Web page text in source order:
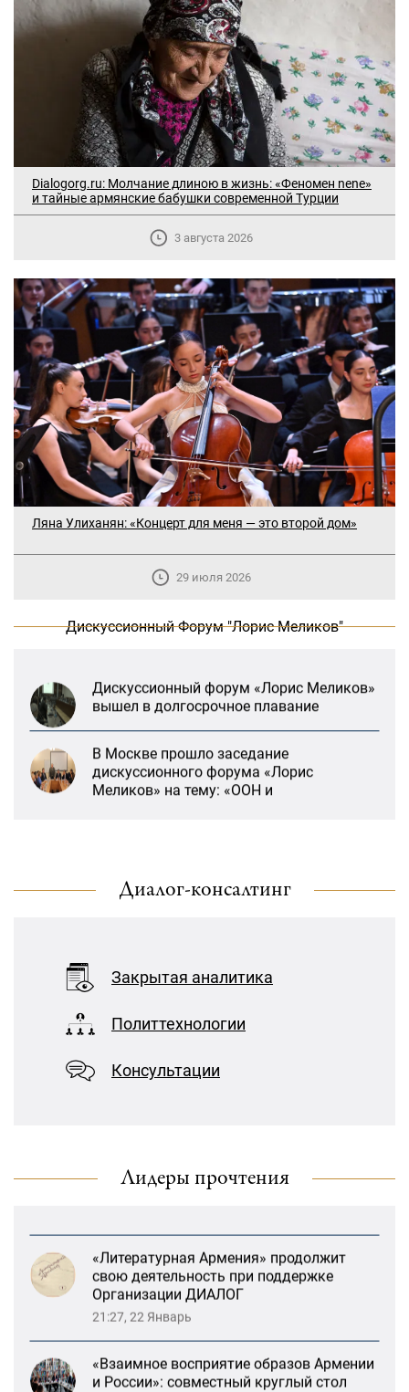
Dialogorg.ru: Молчание длиною в жизнь: «Феномен nene»
и тайные армянские бабушки современной Турции
3 августа 2026
Ляна Улиханян: «Концерт для меня — это второй дом»
29 июля 2026
Дискуссионный Форум "Лорис Меликов"
В Москве прошло заседание
дискуссионного форума «Лорис
Меликов» на тему: «ООН и
вышел в долгосрочное плавание
дискуссионного форума «Лорис
Меликов» на тему: «ООН и
предотвращение геноцидов»
Дискуссионный форум «Лорис Меликов»
дискуссионного форума «Лорис
предотвращение геноцидов»
«Лорис Меликов» начинает свою
деятельность
Диалог-консалтинг
Закрытая аналитика
Политтехнологии
Консультации
Лидеры прочтения
свою деятельность при поддержке
Организации ДИАЛОГ
«Взаимное восприятие образов Армении
и России»: совместный круглый стол
13:59, 29 Май
Возрождение Степанакертского русского
Организации ДИАЛОГ
21:27, 22 Январь
«Взаимное восприятие образов Армении
и России»: совместный круглый стол
РСМД и ДИАЛОГА
13:59, 29 Май